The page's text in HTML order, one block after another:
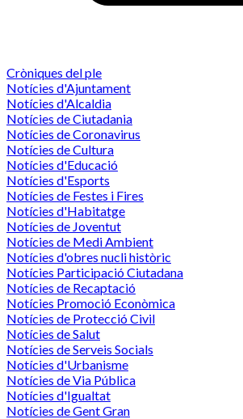
Cròniques del ple
Notícies d'Ajuntament
Notícies d'Alcaldia
Notícies de Ciutadania
Notícies de Coronavirus
Notícies de Cultura
Notícies d'Educació
Notícies d'Esports
Notícies de Festes i Fires
Notícies d'Habitatge
Notícies de Joventut
Notícies de Medi Ambient
Notícies d'obres nucli històric
Notícies Participació Ciutadana
Notícies de Recaptació
Notícies Promoció Econòmica
Notícies de Protecció Civil
Notícies de Salut
Notícies de Serveis Socials
Notícies d'Urbanisme
Notícies de Via Pública
Notícies d'Igualtat
Notícies de Gent Gran